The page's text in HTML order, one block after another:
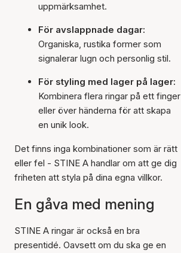
uppmärksamhet.
För avslappnade dagar:
Organiska, rustika former som
signalerar lugn och personlig stil.
För styling med lager på lager:
Kombinera flera ringar på ett finger
eller över händerna för att skapa
en unik look.
Det finns inga kombinationer som är rätt
eller fel - STINE A handlar om att ge dig
friheten att styla på dina egna villkor.
En gåva med mening
STINE A ringar är också en bra
presentidé. Oavsett om du ska ge en